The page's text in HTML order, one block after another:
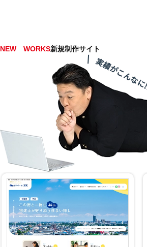
NEW WORKS新規制作サイト